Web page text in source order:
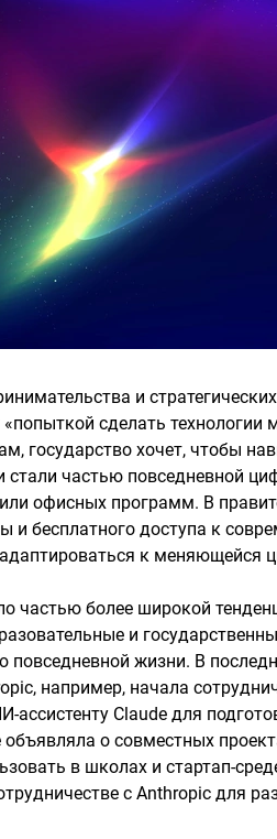
и
сделать технологии
государство хочет, чтобы
стали частью повседневной
офисных программ. В
и бесплатного доступа к
к меняющейся
частью более широкой
и
повседневной жизни. В
например, начала
ассистенту Claude для
о совместных
в школах и стартап-
с Anthropic для